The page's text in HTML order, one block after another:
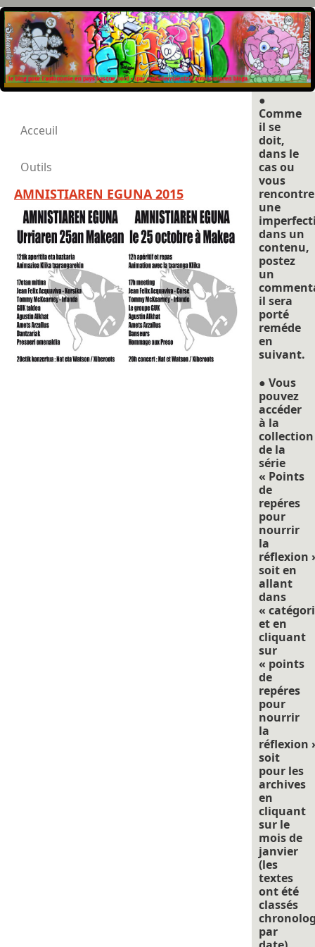
Acceuil
Outils
AMNISTIAREN EGUNA 2015
●
Comme
il se
doit,
dans le
cas ou
vous
une
dans un
contenu,
postez
un
il sera
porté
reméde
en
suivant.
● Vous
pouvez
accéder
à la
collection
de la
série
« Points
de
repéres
pour
nourrir
la
réflexion
soit en
allant
dans
«
et en
cliquant
sur
« points
de
repéres
pour
nourrir
la
réflexion
soit
pour les
archives
en
cliquant
sur le
mois de
janvier
(les
textes
ont été
classés
par